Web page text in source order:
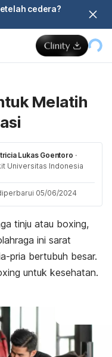
cedera?
Melatih
Lukas Goentoro ·
Universitas Indonesia
05/06/2024
tinju atau boxing,
ini sarat
pria bertubuh besar.
untuk kesehatan.